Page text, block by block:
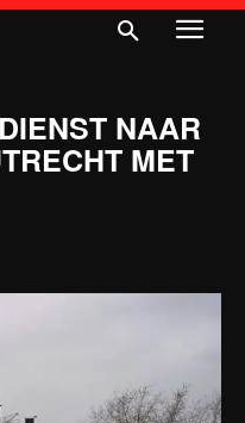
NAAR
MET